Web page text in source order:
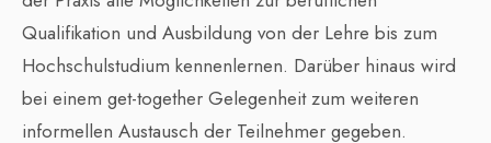
Qualifikation und Ausbildung von der Lehre bis zum
Hochschulstudium kennenlernen. Darüber hinaus wird
bei einem get-together Gelegenheit zum weiteren
informellen Austausch der Teilnehmer gegeben.